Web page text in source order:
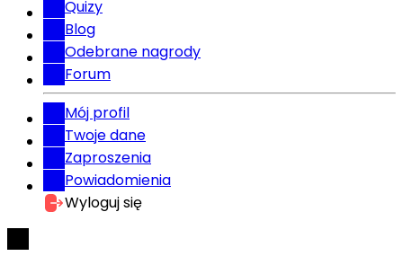
Quizy
Blog
Odebrane nagrody
Forum
Mój profil
Twoje dane
Zaproszenia
Powiadomienia
Wyloguj się